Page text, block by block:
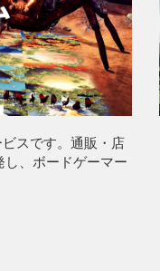
スです。通販・店
、ボードゲーマー